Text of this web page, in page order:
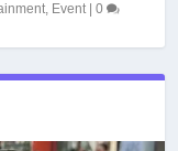
, Event|0